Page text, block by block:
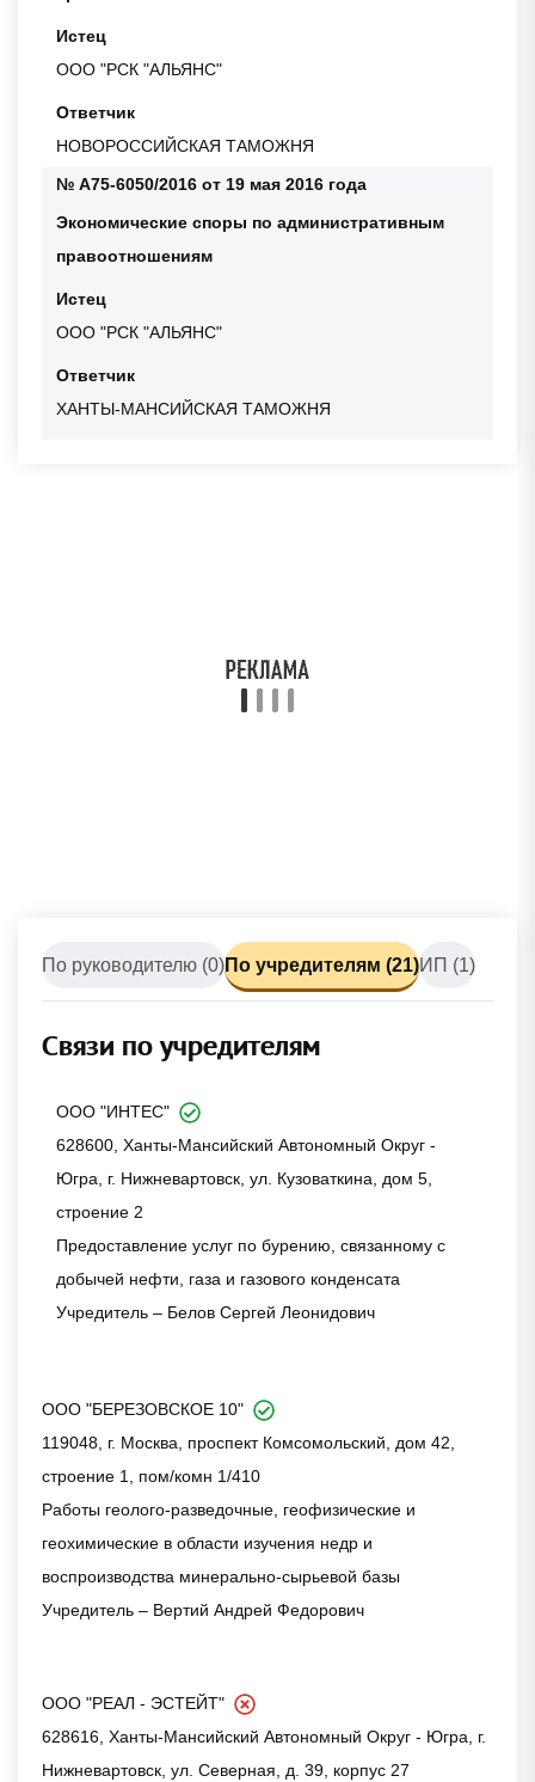
Истец
ООО "РСК "АЛЬЯНС"
Ответчик
НОВОРОССИЙСКАЯ ТАМОЖНЯ
№ А75-6050/2016 от 19 мая 2016 года
Экономические споры по административным
правоотношениям
Истец
ООО "РСК "АЛЬЯНС"
Ответчик
ХАНТЫ-МАНСИЙСКАЯ ТАМОЖНЯ
По руководителю (0)По учредителям (21)ИП (1)
Связи по учредителям
ООО "ИНТЕС"
628600, Ханты-Мансийский Автономный Округ -
Югра, г. Нижневартовск, ул. Кузоваткина, дом 5,
строение 2
Предоставление услуг по бурению, связанному с
добычей нефти, газа и газового конденсата
Учредитель – Белов Сергей Леонидович
ООО "БЕРЕЗОВСКОЕ 10"
119048, г. Москва, проспект Комсомольский, дом 42,
строение 1, пом/комн 1/410
Работы геолого-разведочные, геофизические и
геохимические в области изучения недр и
воспроизводства минерально-сырьевой базы
Учредитель – Вертий Андрей Федорович
ООО "РЕАЛ - ЭСТЕЙТ"
628616, Ханты-Мансийский Автономный Округ - Югра, г.
Нижневартовск, ул. Северная, д. 39, корпус 27